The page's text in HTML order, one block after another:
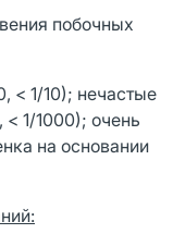
побочных
< 1/10); нечастые
< 1/1000); очень
на основании